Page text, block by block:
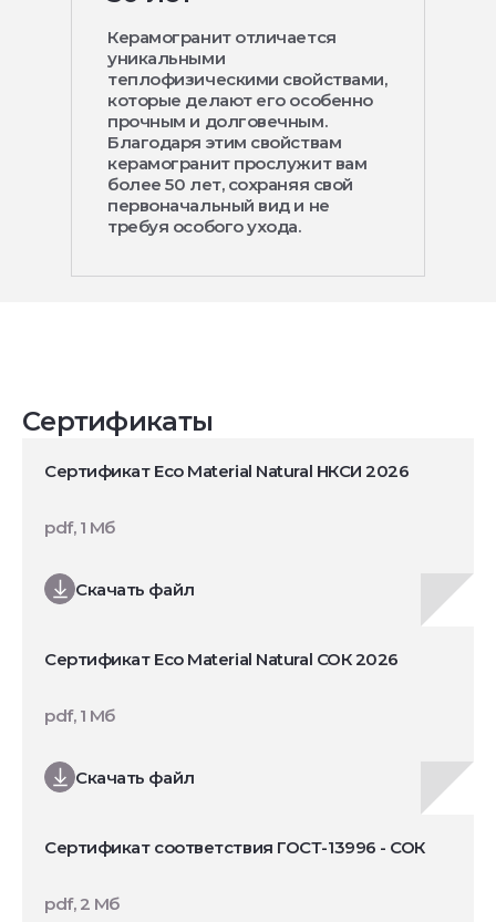
Керамогранит отличается
уникальными
теплофизическими свойствами,
которые делают его особенно
прочным и долговечным.
Благодаря этим свойствам
керамогранит прослужит вам
более 50 лет, сохраняя свой
первоначальный вид и не
требуя особого ухода.
Сертификаты
Сертификат Eco Material Natural НКСИ 2026
Скачать файл
pdf, 1 Мб
Сертификат Eco Material Natural СОК 2026
Скачать файл
pdf, 1 Мб
Сертификат соответствия ГОСТ-13996 - СОК
pdf, 2 Мб